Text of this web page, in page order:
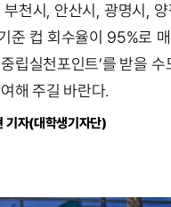
부천시, 안산시, 광명시,
준 컵 회수율이 95%로
중립실천포인트’를 받을
해 주길 바란다.
기자(대학생기자단)